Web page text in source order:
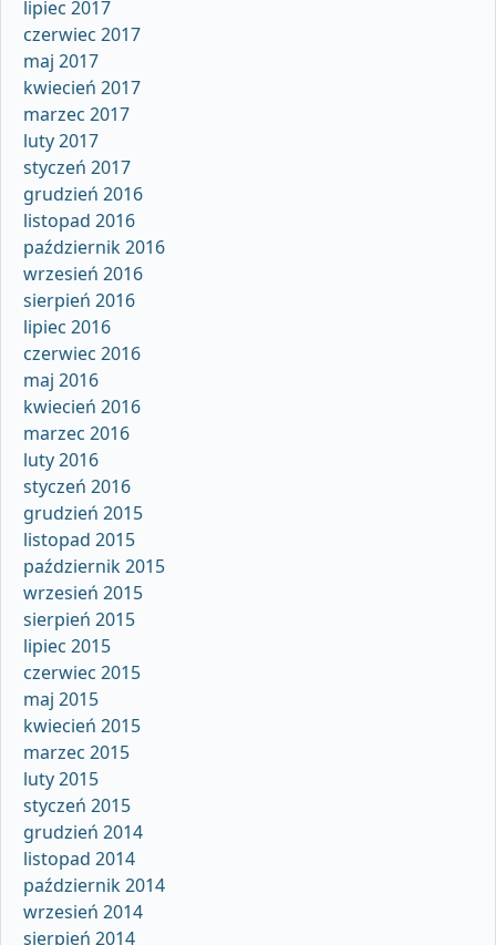
lipiec 2017
czerwiec 2017
maj 2017
kwiecień 2017
marzec 2017
luty 2017
styczeń 2017
grudzień 2016
listopad 2016
październik 2016
wrzesień 2016
sierpień 2016
lipiec 2016
czerwiec 2016
maj 2016
kwiecień 2016
marzec 2016
luty 2016
styczeń 2016
grudzień 2015
listopad 2015
październik 2015
wrzesień 2015
sierpień 2015
lipiec 2015
czerwiec 2015
maj 2015
kwiecień 2015
marzec 2015
luty 2015
styczeń 2015
grudzień 2014
listopad 2014
październik 2014
wrzesień 2014
sierpień 2014